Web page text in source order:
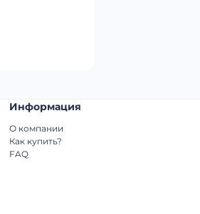
Информация
О компании
Как купить?
FAQ